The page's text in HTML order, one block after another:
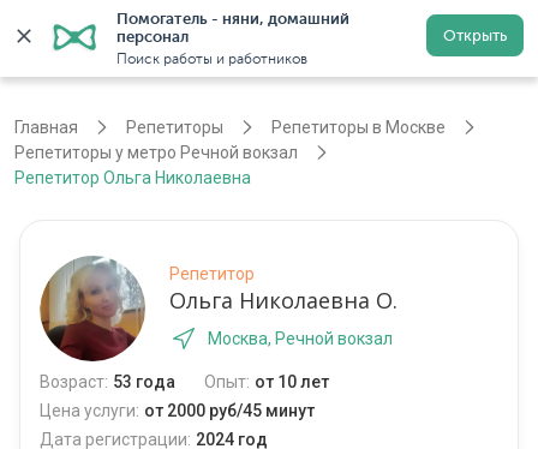
Помогатель - няни, домашний
персонал
Поиск работы и работников
Открыть
Регистрация
Главная Репетиторы
Репетиторы в Москве
Репетиторы у метро Речной вокзал
Репетитор Ольга Николаевна
Репетитор
Ольга Николаевна О.
Москва, Речной вокзал
Возраст: 53 года Опыт: от 10 лет
Цена услуги: от 2000 руб/45 минут
Дата регистрации: 2024 год